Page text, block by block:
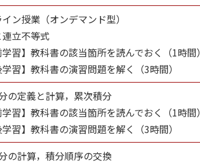
ン授業（オンデマンド型）
立不等式
学習】教科書の該当箇所を読んでおく（1時間）
学習】教科書の演習問題を解く（3時間）
の定義と計算，累次積分
学習】教科書の該当箇所を読んでおく（1時間）
学習】教科書の演習問題を解く（3時間）
の計算，積分順序の交換